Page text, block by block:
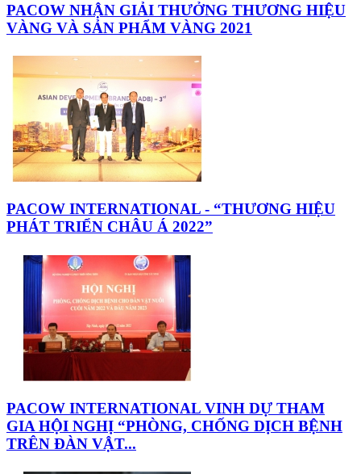
PACOW NHẬN GIẢI THƯỞNG THƯƠNG HIỆU
VÀNG VÀ SẢN PHẨM VÀNG 2021
PACOW INTERNATIONAL - “THƯƠNG HIỆU
PHÁT TRIỂN CHÂU Á 2022”
PACOW INTERNATIONAL VINH DỰ THAM
GIA HỘI NGHỊ “PHÒNG, CHỐNG DỊCH BỆNH
TRÊN ĐÀN VẬT...